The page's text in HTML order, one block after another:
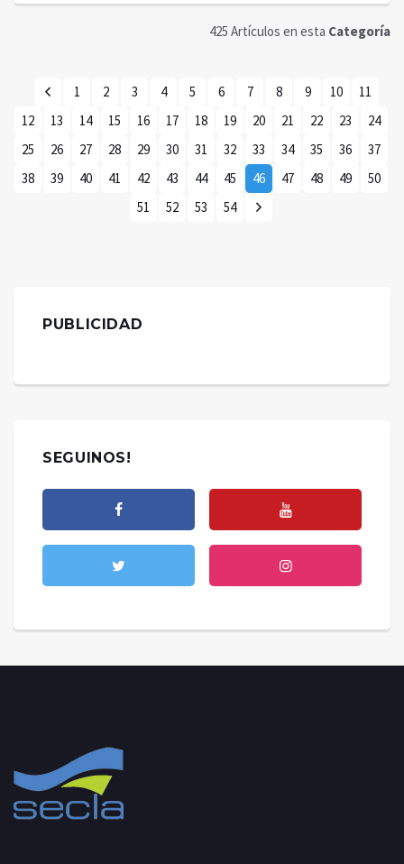
425 Artículos en esta Categoría
1 2 3 4 5 6 7 8 9 10
11
12
13 14 15 16 17 18 19 20 21 22 23
24
25
26 27 28 29 30 31 32 33 34 35 36
37
38
39 40 41 42 43 44 45 46 47 48 49
50
51
52 53 54
PUBLICIDAD
SEGUINOS!